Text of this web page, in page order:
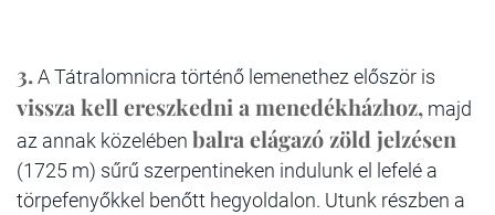
3.A Tátralomnicra történő lemenethez először is
vissza kell ereszkedni a menedékházhoz, majd
az annak közelében balra elágazó zöld jelzésen
(1725 m) sűrű szerpentineken indulunk el lefelé a
törpefenyőkkel benőtt hegyoldalon. Utunk részben a